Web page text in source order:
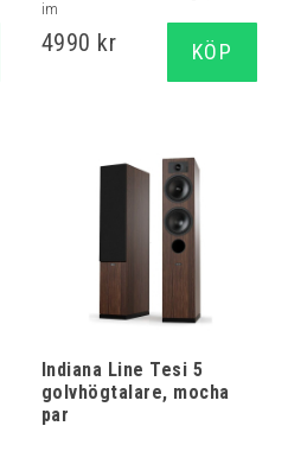
im...
4990 kr KÖP
Indiana Line Tesi 5
golvhögtalare, mocha
par